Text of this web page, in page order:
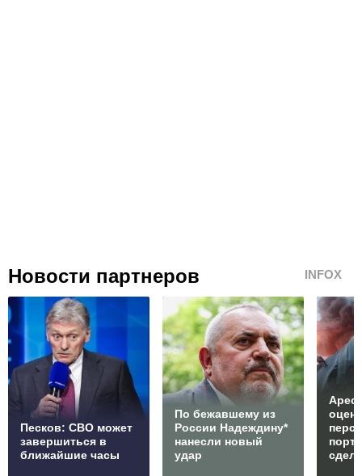
Новости партнеров INFOX
Песков: СВО может
завершиться в
ближайшие часы
По бежавшему из
России Надеждину*
нанесли новый
удар